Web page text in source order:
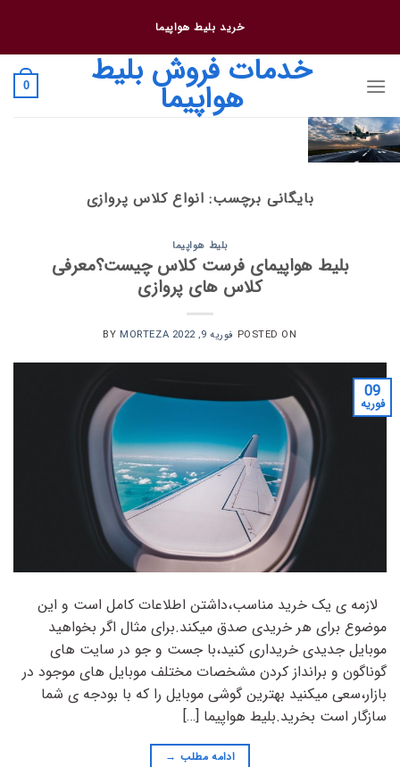
محتوا
خرید بلیط هواپیما
خدمات فروش بلیط
هواپیما 0
بایگانی برچسب: انواع کلاس پروازی
بلیط هواپیما
بلیط هواپیمای فرست کلاس چیست؟معرفی
کلاس های پروازی
POSTED ON فوریه 9, 2022 MORTEZA
09
فوریه
لازمه ی یک خرید مناسب،داشتن اطلاعات کامل است و این
موضوع برای هر خریدی صدق میکند.برای مثال اگر بخواهید
موبایل جدیدی خریداری کنید،با جست و جو در سایت های
گوناگون و برانداز کردن مشخصات مختلف موبایل های موجود در
بازار،سعی میکنید بهترین گوشی موبایل را که با بودجه ی شما
سازگار است بخرید.بلیط هواپیما […]
ادامه مطلب →